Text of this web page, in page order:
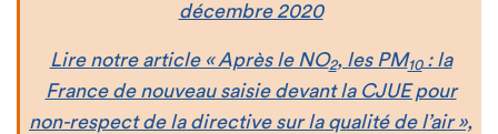
décembre 2020
Lire notre article « Après le NO2, les PM10: la
France de nouveau saisie devant la CJUE pour
non-respect de la directive sur la qualité de l’air »,